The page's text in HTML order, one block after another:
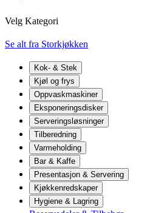
Velg Kategori
Se alt fra Storkjøkken
Kok- & Stek
Kjøl og frys
Oppvaskmaskiner
Eksponeringsdisker
Serveringsløsninger
Tilberedning
Varmeholding
Bar & Kaffe
Presentasjon & Servering
Kjøkkenredskaper
Hygiene & Lagring